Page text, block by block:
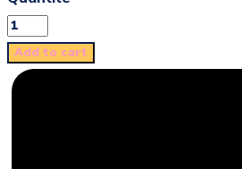
Add to cart